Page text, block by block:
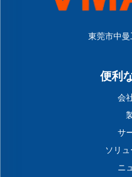
東莞市中
便利
会
サ
ソリ
ニ